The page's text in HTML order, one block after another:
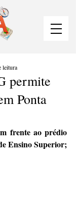
permite
Ponta
leitura
frente ao prédio
Ensino Superior;